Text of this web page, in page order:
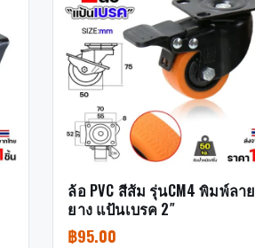
ล้อ PVC สีส้ม รุ่นCM4 พิมพ์ลาย
ยาง แป้นเบรค 2″
฿95.00